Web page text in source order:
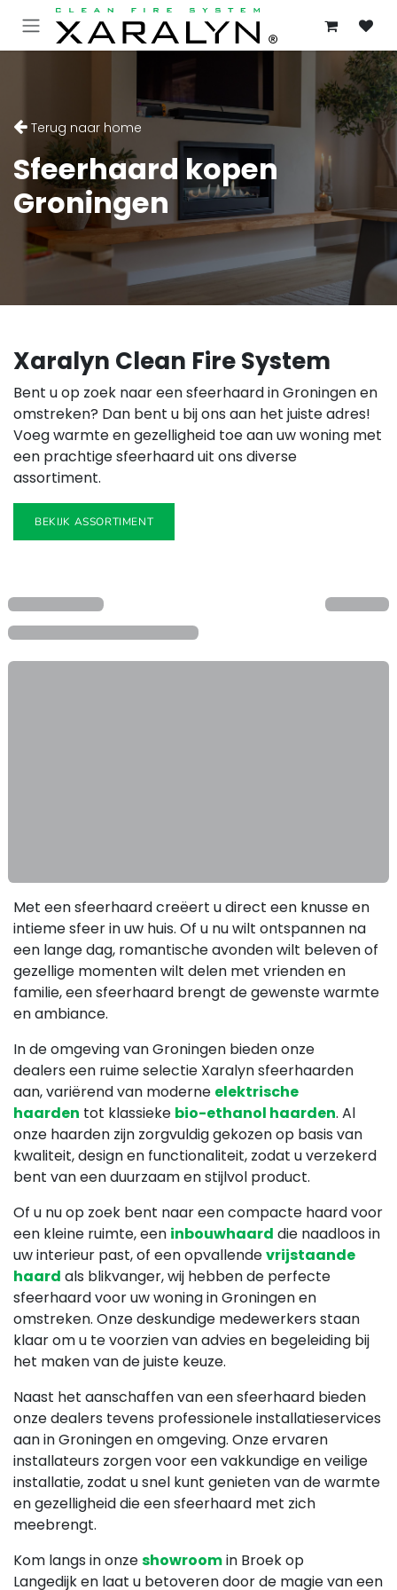
OVERSLAAN NAAR INHOUD
Terug naar home
Sfeerhaard kopen
Groningen
Xaralyn Clean Fire System
Bent u op zoek naar een sfeerhaard in Groningen en
omstreken? Dan bent u bij ons aan het juiste adres!
Voeg warmte en gezelligheid toe aan uw woning met
een prachtige sfeerhaard uit ons diverse
assortiment.
BEKIJK ASSORTIMENT
Met een sfeerhaard creëert u direct een knusse en
intieme sfeer in uw huis. Of u nu wilt ontspannen na
een lange dag, romantische avonden wilt beleven of
gezellige momenten wilt delen met vrienden en
familie, een sfeerhaard brengt de gewenste warmte
en ambiance.
In de omgeving van Groningen bieden onze
dealers een ruime selectie Xaralyn sfeerhaarden
aan, variërend van moderne elektrische
haarden tot klassieke bio-ethanol haarden. Al
onze haarden zijn zorgvuldig gekozen op basis van
kwaliteit, design en functionaliteit, zodat u verzekerd
bent van een duurzaam en stijlvol product.
Of u nu op zoek bent naar een compacte haard voor
een kleine ruimte, een inbouwhaard die naadloos in
uw interieur past, of een opvallendevrijstaande
haard als blikvanger, wij hebben de perfecte
sfeerhaard voor uw woning in Groningen en
omstreken. Onze deskundige medewerkers staan
klaar om u te voorzien van advies en begeleiding bij
het maken van de juiste keuze.
Naast het aanschaffen van een sfeerhaard bieden
onze dealers tevens professionele installatieservices
aan in Groningen en omgeving. Onze ervaren
installateurs zorgen voor een vakkundige en veilige
installatie, zodat u snel kunt genieten van de warmte
en gezelligheid die een sfeerhaard met zich
meebrengt.
Kom langs in onzeshowroomin Broek op
Langedijk en laat u betoveren door de magie van een